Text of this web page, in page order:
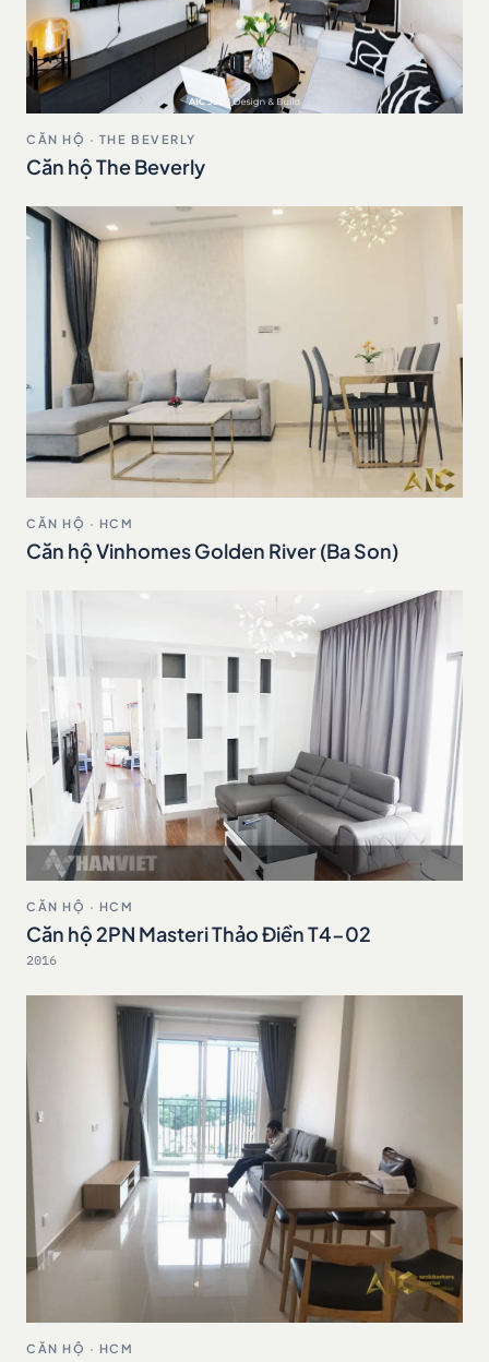
CĂN HỘ · THE BEVERLY
Căn hộ The Beverly
CĂN HỘ · HCM
Căn hộ Vinhomes Golden River (Ba Son)
CĂN HỘ · HCM
Căn hộ 2PN Masteri Thảo Điền T4-02
2016
CĂN HỘ · HCM